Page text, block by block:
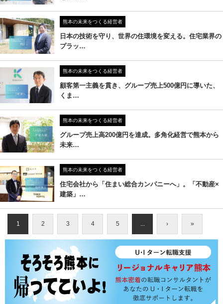
熊本の未来をつくる経営者
日本の技術を守り、世界の住環境を変える。住宅業界の
プラッ…
熊本の未来をつくる経営者
顧客第一主義を貫き、グループ売上500億円に導いた、
くま…
熊本の未来をつくる経営者
グループ売上高200億円を達成。多角化経営で熊本から
未来…
熊本の未来をつくる経営者
住宅会社から「住まい総合カンパニーへ」。「不動産×
建築」…
1 2 3 4 5 ... › »